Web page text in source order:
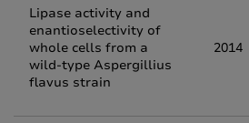
Lipase activity and
enantioselectivity of
whole cells from a
wild-type Aspergillius
flavus strain
2014